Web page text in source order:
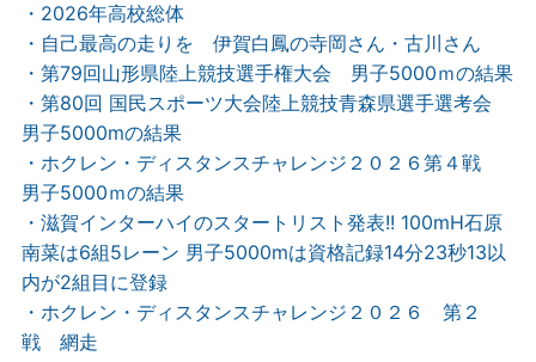
・2026年高校総体
・自己最高の走りを 伊賀白鳳の寺岡さん・古川さん
・第79回山形県陸上競技選手権大会 男子5000ｍの結果
・第80回 国民スポーツ大会陸上競技青森県選手選考会
男子5000mの結果
・ホクレン・ディスタンスチャレンジ２０２６第４戦
男子5000ｍの結果
・滋賀インターハイのスタートリスト発表!! 100mH石原
南菜は6組5レーン 男子5000mは資格記録14分23秒13以
内が2組目に登録
・ホクレン・ディスタンスチャレンジ２０２６ 第２
戦 網走